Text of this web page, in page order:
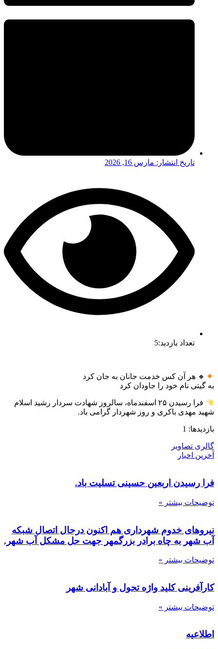
تاریخ انتشار: مارس 16, 2026
تعداد بازدید:5
🔸 هر آن کس خدمت جانان به جان کرد
به گیتی نام خود را جاودان کرد
فرا رسیدن ۲۵ اسفندماه، سالروز شهادت سردار رشید اسلام
شهید مهدی باکری و روز شهردار گرامی باد.
بازدیدها: 1
گالری تصاویر
آخرین اخبار
فرا رسیدن اربعین حسینی تسلیت باد.
توضیحات بیشتر »
نیروهای خدوم شهرداری هم اکنون درحال اتصال شبکه
آب شهر به چاه برادر بزرگمهر جهت حل مشکل آب شهر.
توضیحات بیشتر »
کارآفرینی کلید واژه تحول و آبادانی شهر
توضیحات بیشتر »
اطلاعیه